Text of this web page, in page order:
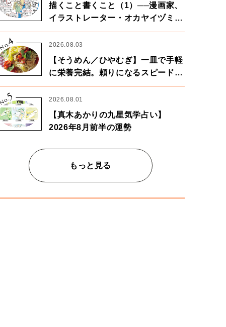
描くこと書くこと（1）──漫画家、
イラストレーター・オカヤイヅミさ
ん×漫画家・鶴谷香央理さん
4 2026.08.03
【そうめん／ひやむぎ】一皿で手軽
に栄養完結。頼りになるスピードパ
ワー麺
5 2026.08.01
【真木あかりの九星気学占い】
2026年8月前半の運勢
もっと見る